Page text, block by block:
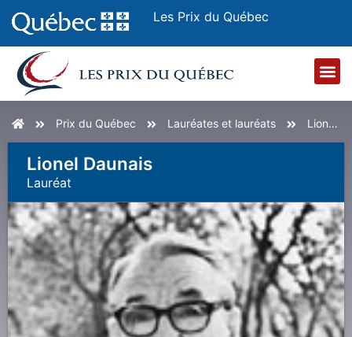
Les Prix du Québec
AccueilPrix du Québec Lauréates et lauréats Lionel Daunais
Lionel Daunais
Lauréat